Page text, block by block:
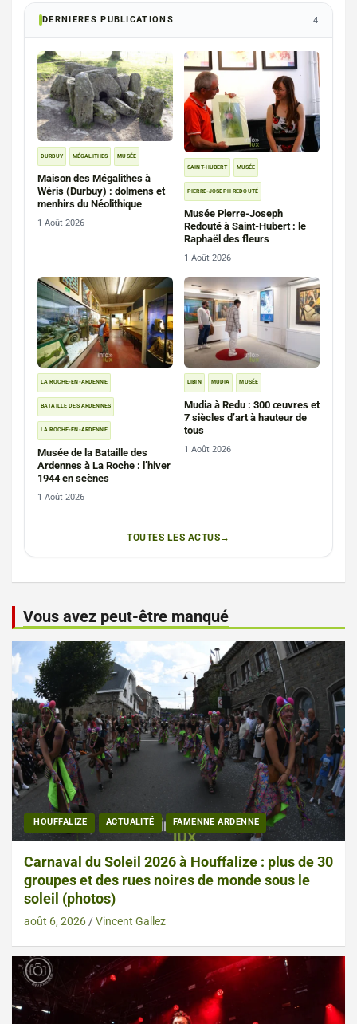
DERNIERES PUBLICATIONS 4
DURBUY MÉGALITHES MUSÉE
Maison des Mégalithes à
Wéris (Durbuy) : dolmens et
menhirs du Néolithique
1 Août 2026
SAINT-HUBERT MUSÉE
PIERRE-JOSEPH REDOUTÉ
Musée Pierre-Joseph
Redouté à Saint-Hubert : le
Raphaël des fleurs
1 Août 2026
LA ROCHE-EN-ARDENNE
BATAILLE DES ARDENNES
LA ROCHE-EN-ARDENNE
Musée de la Bataille des
Ardennes à La Roche : l’hiver
1944 en scènes
1 Août 2026
LIBIN MUDIA MUSÉE
Mudia à Redu : 300 œuvres et
7 siècles d’art à hauteur de
tous
1 Août 2026
TOUTES LES ACTUS
Vous avez peut-être manqué
HOUFFALIZE ACTUALITÉ FAMENNE ARDENNE
Carnaval du Soleil 2026 à Houffalize : plus de 30
groupes et des rues noires de monde sous le
soleil (photos)
août 6, 2026 Vincent Gallez